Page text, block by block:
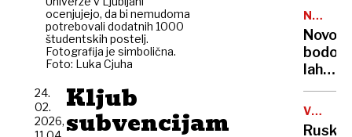
ocenjujejo, da bi nemudoma
potrebovali dodatnih 1000
študentskih postelj.
Fotografija je simbolična.
Foto: Luka Cjuha
Kljub
subvencijam
24.
02.
2026,
ozadje
za
selfije
gore,
zaradi
vode
v
bodo
lahko
že v
VOJNA
V
Ruska